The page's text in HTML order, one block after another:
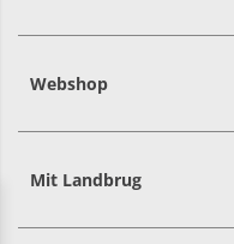
Webshop
Mit Landbrug